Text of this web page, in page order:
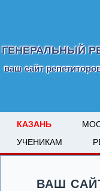
ГЕНЕРАЛЬНЫЙ
ваш сайт
КАЗАНЬ
УЧЕНИКАМ
ВАШ